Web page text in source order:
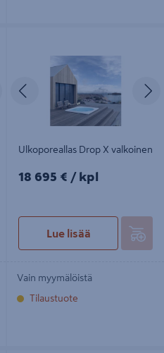
SeuraavaEdellinen
Ulkoporeallas Drop X valkoinen
18695€/kpl
18 695 € / kpl
Lue lisää
Vain myymälöistä
Tilaustuote